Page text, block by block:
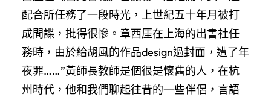
配合所任務了一段時光，上世紀五十年月被打
成間諜，批得很慘。章西厓在上海的出書社任
務時，由於給胡風的作品design過封面，遭了年
夜罪……”黃師長教師是個很是懷舊的人，在杭
州時代，他和我們聊起往昔的一些伴侶，言語